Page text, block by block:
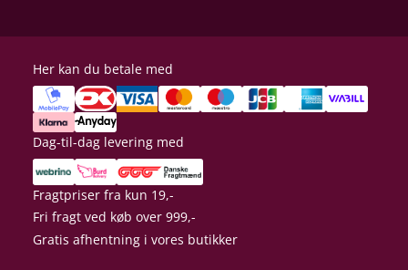
Her kan du betale med
Dag-til-dag levering med
Fragtpriser fra kun 19,-
Fri fragt ved køb over 999,-
Gratis afhentning i vores butikker